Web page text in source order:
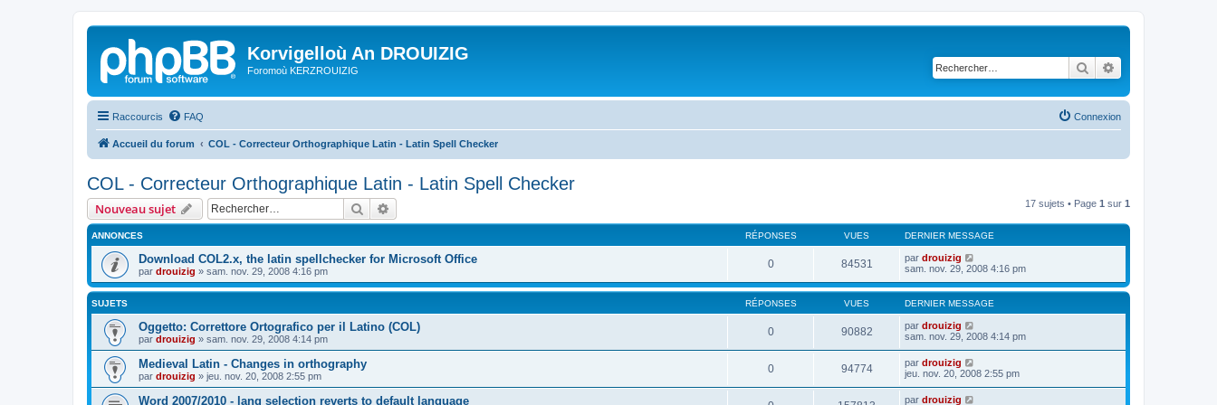
Korvigelloù An DROUIZIG
Foromoù KERZROUIZIG Rechercher
Raccourcis FAQ Connexion
Accueil du forum COL - Correcteur Orthographique Latin - Latin Spell Checker
COL - Correcteur Orthographique Latin - Latin Spell Checker
Nouveau sujet Rechercher 17 sujets • Page 1 sur 1
ANNONCES RÉPONSES VUES DERNIER MESSAGE
Download COL2.x, the latin spellchecker for Microsoft Office
par drouizig » sam. nov. 29, 2008 4:16 pm
0 84531 par drouizig
sam. nov. 29, 2008 4:16 pm
SUJETS RÉPONSES VUES DERNIER MESSAGE
Oggetto: Correttore Ortografico per il Latino (COL)
par drouizig » sam. nov. 29, 2008 4:14 pm
0 90882 par drouizig
sam. nov. 29, 2008 4:14 pm
Medieval Latin - Changes in orthography
par drouizig » jeu. nov. 20, 2008 2:55 pm
0 94774 par drouizig
jeu. nov. 20, 2008 2:55 pm
Word 2007/2010 - lang selection reverts to default language par drouizig